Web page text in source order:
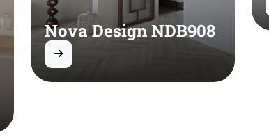
Nova Design NDB908